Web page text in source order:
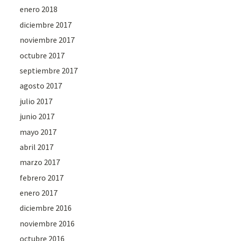
enero 2018
diciembre 2017
noviembre 2017
octubre 2017
septiembre 2017
agosto 2017
julio 2017
junio 2017
mayo 2017
abril 2017
marzo 2017
febrero 2017
enero 2017
diciembre 2016
noviembre 2016
octubre 2016